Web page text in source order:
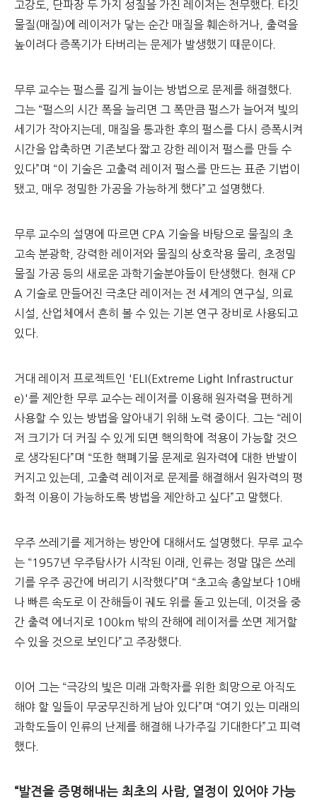
고강도, 단파장 두 가지 성질을 가진 레이저는 전무했다. 타깃
물질(매질)에 레이저가 닿는 순간 매질을 훼손하거나, 출력을
높이려다 증폭기가 타버리는 문제가 발생했기 때문이다.
무루 교수는 펄스를 길게 늘이는 방법으로 문제를 해결했다.
그는 “펄스의 시간 폭을 늘리면 그 폭만큼 펄스가 늘어져 빛의
세기가 작아지는데, 매질을 통과한 후의 펄스를 다시 증폭시켜
시간을 압축하면 기존보다 짧고 강한 레이저 펄스를 만들 수
있다”며 “이 기술은 고출력 레이저 펄스를 만드는 표준 기법이
됐고, 매우 정밀한 가공을 가능하게 했다”고 설명했다.
무루 교수의 설명에 따르면 CPA 기술을 바탕으로 물질의 초
고속 분광학, 강력한 레이저와 물질의 상호작용 물리, 초정밀
물질 가공 등의 새로운 과학기술분야들이 탄생했다. 현재 CP
A 기술로 만들어진 극초단 레이저는 전 세계의 연구실, 의료
시설, 산업체에서 흔히 볼 수 있는 기본 연구 장비로 사용되고
있다.
거대 레이저 프로젝트인 'ELI(Extreme Light Infrastructur
e)'를 제안한 무루 교수는 레이저를 이용해 원자력을 편하게
사용할 수 있는 방법을 알아내기 위해 노력 중이다. 그는 “레이
저 크기가 더 커질 수 있게 되면 핵의학에 적용이 가능할 것으
로 생각된다”며 “또한 핵폐기물 문제로 원자력에 대한 반발이
커지고 있는데, 고출력 레이저로 문제를 해결해서 원자력의 평
화적 이용이 가능하도록 방법을 제안하고 싶다”고 말했다.
우주 쓰레기를 제거하는 방안에 대해서도 설명했다. 무루 교수
는 “1957년 우주탐사가 시작된 이래, 인류는 정말 많은 쓰레
기를 우주 공간에 버리기 시작했다”며 “초고속 총알보다 10배
나 빠른 속도로 이 잔해들이 궤도 위를 돌고 있는데, 이것을 중
간 출력 에너지로 100km 밖의 잔해에 레이저를 쏘면 제거할
수 있을 것으로 보인다”고 주장했다.
이어 그는 “극강의 빛은 미래 과학자를 위한 희망으로 아직도
해야 할 일들이 무궁무진하게 남아 있다”며 “여기 있는 미래의
과학도들이 인류의 난제를 해결해 나가주길 기대한다”고 피력
했다.
“발견을 증명해내는 최초의 사람, 열정이 있어야 가능